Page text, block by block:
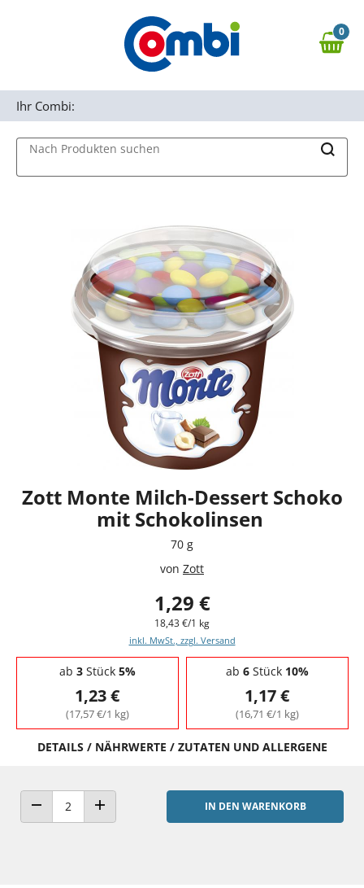
Zur Navigation springen
0,00 €
0
Nach Produkten suchen
Ihr Combi:
Zott Monte Milch-Dessert Schoko
mit Schokolinsen
70 g
von Zott
1,29 €
18,43 €/1 kg
inkl. MwSt., zzgl. Versand
Staffelpreise - Mengenrabatt
ab 3Stück 5%
1,23 €
(17,57 €/1 kg)
ab 6Stück 10%
1,17 €
(16,71 €/1 kg)
DETAILS / NÄHRWERTE / ZUTATEN UND ALLERGENE
ANZAHL VERRINGERNANZAHL ERHÖHEN
IN DEN WARENKORB